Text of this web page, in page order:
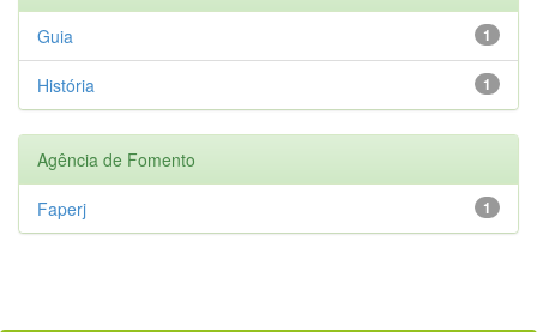
1
Guia
1
História
Agência de Fomento
1
Faperj